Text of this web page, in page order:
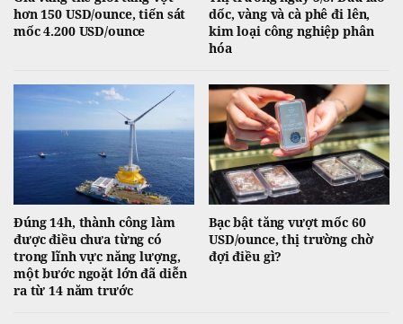
hơn 150 USD/ounce, tiến sát
mốc 4.200 USD/ounce
dốc, vàng và cà phê đi lên,
kim loại công nghiệp phân
hóa
Đúng 14h, thành công làm
được điều chưa từng có
trong lĩnh vực năng lượng,
một bước ngoặt lớn đã diễn
ra từ 14 năm trước
Bạc bật tăng vượt mốc 60
USD/ounce, thị trường chờ
đợi điều gì?